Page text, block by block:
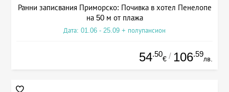
Ранни записвания Приморско: Почивка в хотел Пенелопе
на 50 м от плажа
Дата: 01.06 - 25.09 + полупансион
54.50
€ / 106.59
лв.